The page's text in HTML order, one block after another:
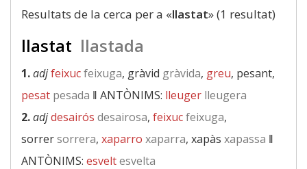
Resultats de la cerca per a «llastat» (1 resultat)
llastat llastada
1.adjfeixucfeixuga, gràvid gràvida, greu, pesant,
pesat pesada ‖ ANTÒNIMS: lleuger lleugera
2.adjdesairós desairosa, feixucfeixuga,
sorrersorrera, xaparro xaparra, xapàs xapassa ‖
ANTÒNIMS: esveltesvelta